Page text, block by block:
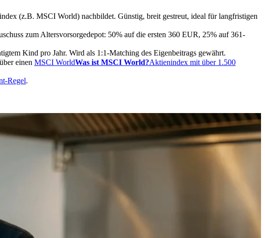
(z.B. MSCI World) nachbildet. Günstig, breit gestreut, ideal für langfristigen
zum Altersvorsorgedepot: 50% auf die ersten 360 EUR, 25% auf 361-
Kind pro Jahr. Wird als 1:1-Matching des Eigenbeitrags gewährt.
einen MSCI WorldWas ist MSCI World?Aktienindex mit über 1.500
Regel.